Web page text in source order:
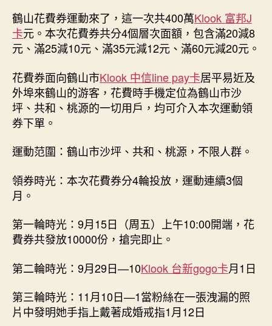
鶴山花費券運動來了，這一次共400萬Klook 富邦J
卡元。本次花費券共分4個層次面額，包含滿20減8
元、滿25減10元、滿35元減12元、滿60元減20元。
花費券面向鶴山市Klook 中信line pay卡居平易近及
外埠來鶴山的游客，花費時手機定位為鶴山市沙
坪、共和、桃源的一切用戶，均可介入本次運動領
券下單。
運動范圍：鶴山市沙坪、共和、桃源，不限人群。
領券時光：本次花費券分4輪投放，運動連續3個
月。
第一輪時光：9月15日（周五）上午10:00開端，花
費券共發放10000份，搶完即止。
第二輪時光：9月29日—10Klook 台新gogo卡月1日
第三輪時光：11月10日—1當粉絲在一張洩漏的照
片中發明她手指上戴著成婚戒指1月12日